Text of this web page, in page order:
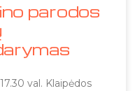
parodos
val. Klaipėdos